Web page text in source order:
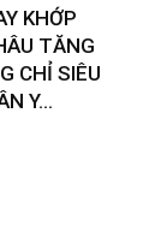
KHỚP
TĂNG
CHỈ SIÊU
Y...